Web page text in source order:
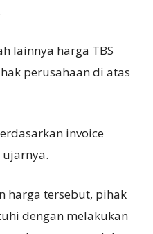
lainnya harga TBS
perusahaan di atas
invoice
ujarnya.
harga tersebut, pihak
dengan melakukan